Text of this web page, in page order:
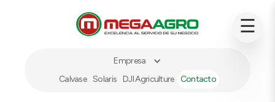
Empresa
Calvase Solaris DJI Agriculture Contacto
☰